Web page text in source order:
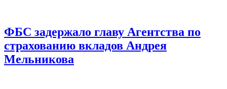
ФБС задержало главу Агентства по
страхованию вкладов Андрея
Мельникова